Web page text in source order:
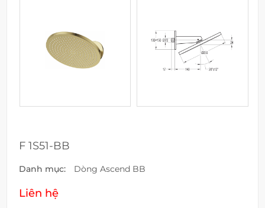
F 1S51-BB
Danh mục: Dòng Ascend BB
Liên hệ